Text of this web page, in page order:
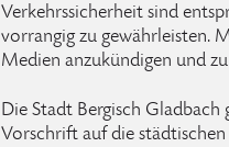
Verkehrssicherheit sind
vorrangig zu gewährleisten.
Medien anzukündigen und
Die Stadt Bergisch
Vorschrift auf die